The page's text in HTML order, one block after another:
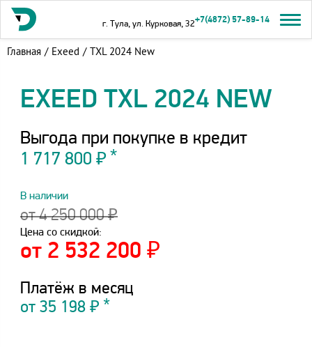
г. Тула, ул. Курковая, 32+7(4872) 57-89-14
Главная / Exeed / TXL 2024 New
EXEED TXL 2024 NEW
Выгода при покупке в кредит
1 717 800 ₽
В наличии
от 4 250 000 ₽
Цена со скидкой:
от 2 532 200 ₽
Платёж в месяц
от 35 198 ₽